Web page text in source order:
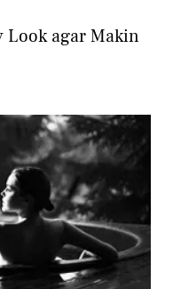
Look agar Makin